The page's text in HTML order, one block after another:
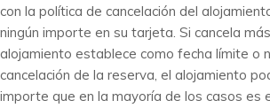
con la política de cancelación del
ningún importe en su tarjeta. Si cancela
alojamiento establece como fecha límite o
cancelación de la reserva, el alojamiento
importe que en la mayoría de los casos es